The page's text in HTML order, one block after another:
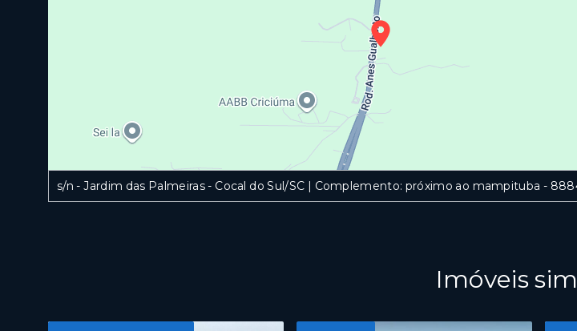
s/n - Jardim das Palmeiras - Cocal do Sul/SC | Complemento: próximo ao mampituba -
Imóveis